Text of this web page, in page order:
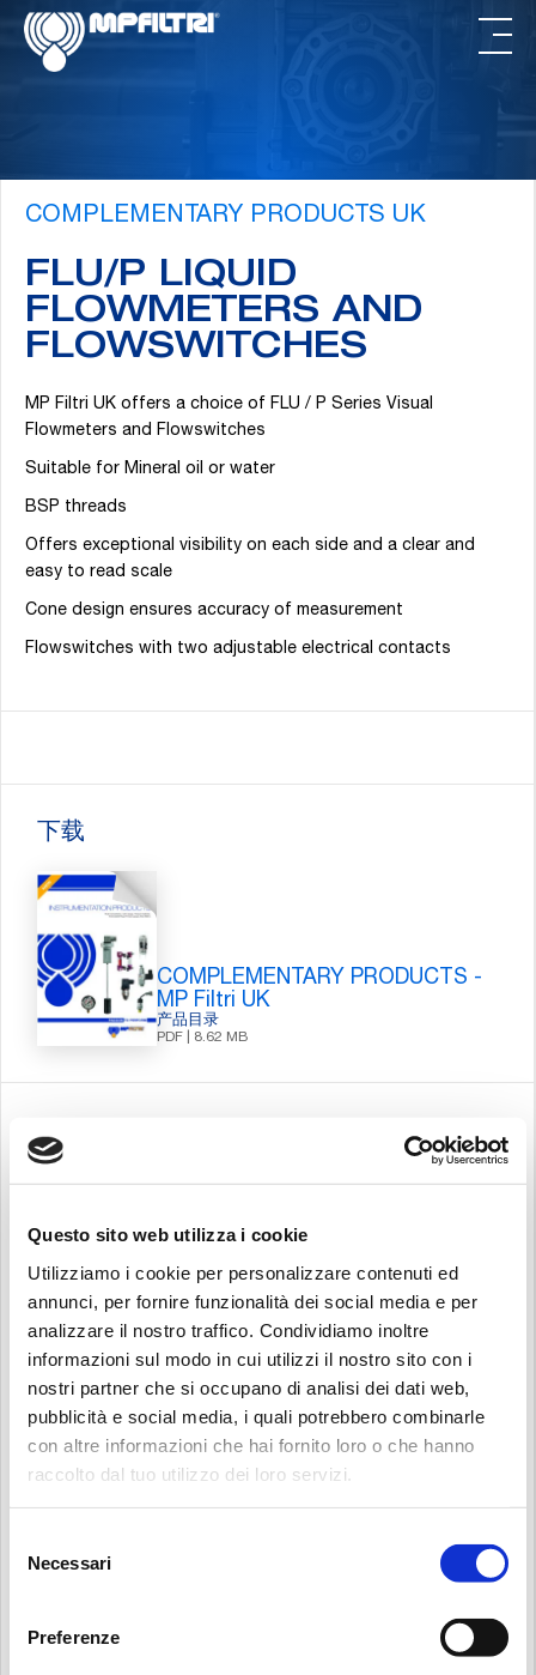
Questo sito web utilizza i cookie
Utilizziamo i cookie per personalizzare contenuti ed
annunci, per fornire funzionalità dei social media e per
analizzare il nostro traffico. Condividiamo inoltre
informazioni sul modo in cui utilizzi il nostro sito con i
nostri partner che si occupano di analisi dei dati web,
pubblicità e social media, i quali potrebbero combinarle
con altre informazioni che hai fornito loro o che hanno
raccolto dal tuo utilizzo dei loro servizi.
delNecessari
Preferenze
搜
索：
COMPLEMENTARY PRODUCTS UK
FLU/P LIQUID
FLOWMETERS AND
FLOWSWITCHES
MP Filtri UK offers a choice of FLU / P Series Visual
Flowmeters and Flowswitches
Suitable for Mineral oil or water
BSP threads
Offers exceptional visibility on each side and a clear and
easy to read scale
Cone design ensures accuracy of measurement
Flowswitches with two adjustable electrical contacts
下载
COMPLEMENTARY PRODUCTS -
MP Filtri UK
产品目录
PDF | 8.62 MB
TOOLS
FILTER SIZING
POWER TRANSMISSION SIZING